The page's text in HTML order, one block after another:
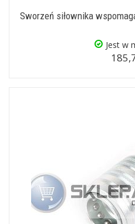
Sworzeń siłownika
Jest w